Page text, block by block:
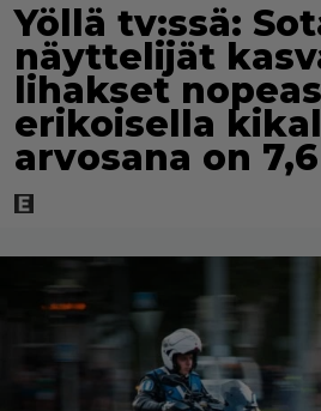
Yöllä tv:ssä:
näyttelijät
lihakset
erikoisella
arvosana on 7,6